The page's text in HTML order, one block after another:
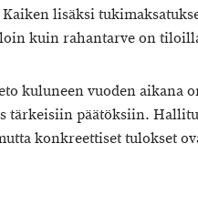
lisäksi
kuin rahantarve on
kuluneen vuoden aikana
tärkeisiin päätöksiin.
konkreettiset tulokset